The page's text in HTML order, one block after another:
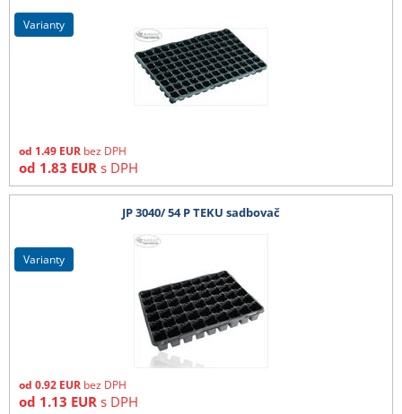
od 1.49 EUR bez DPH
od 1.83 EUR s DPH
varianty
JP 3040/ 54 P TEKU sadbovač
od 0.92 EUR bez DPH
od 1.13 EUR s DPH
varianty